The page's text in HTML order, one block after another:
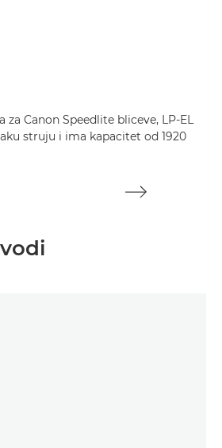
za Canon Speedlite bliceve, LP-EL
struju i ima kapacitet od 1920